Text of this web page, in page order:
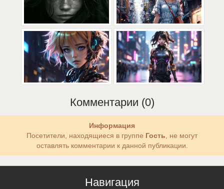
Комментарии (0)
Информация
Посетители, находящиеся в группе Гость , не могут
оставлять комментарии к данной публикации.
Навигация